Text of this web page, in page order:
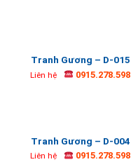
Tranh Gương – D-015
Liên hệ 0915.278.598
Tranh Gương – D-004
Liên hệ 0915.278.598